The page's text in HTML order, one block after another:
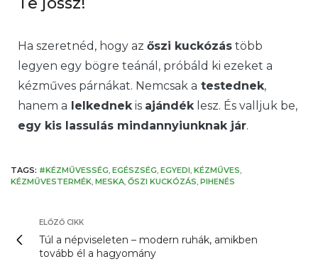
Ha szeretnéd, hogy az őszi kuckózás több
legyen egy bögre teánál, próbáld ki ezeket a
kézműves párnákat. Nemcsak a testednek,
hanem a lelkednek is ajándék lesz. És valljuk be,
egy kis lassulás mindannyiunknak jár.
TAGS: #KÉZMŰVESSÉG EGÉSZSÉG EGYEDI KÉZMŰVES
KÉZMŰVESTERMÉK MESKA ŐSZI KUCKÓZÁS PIHENÉS
ELŐZŐ CIKK
Túl a népviseleten – modern ruhák, amikben
tovább él a hagyomány